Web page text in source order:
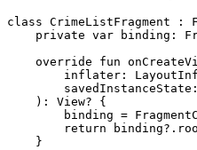
class CrimeListFragment :
private var binding :
override
fun
inflater :
savedInstanceState :
):
View?
{
binding =
return
binding?.
}